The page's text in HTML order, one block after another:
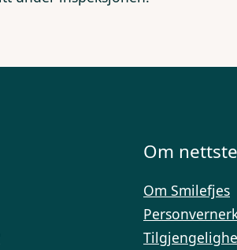
Om
Om Smilefjes